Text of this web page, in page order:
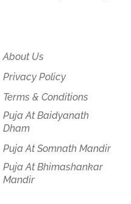
About Us
Privacy Policy
Terms & Conditions
Puja At Baidyanath
Dham
Puja At Somnath Mandir
Puja At Bhimashankar
Mandir